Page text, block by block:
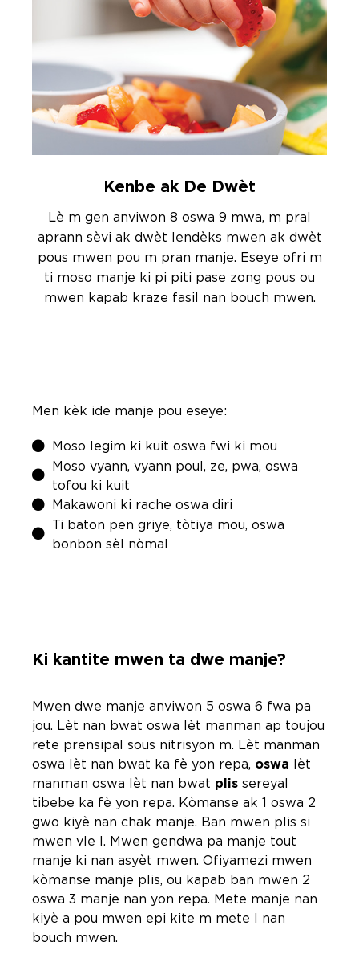
Kenbe ak De Dwèt
Lè m gen anviwon 8 oswa 9 mwa, m pral
aprann sèvi ak dwèt lendèks mwen ak dwèt
pous mwen pou m pran manje. Eseye ofri m
ti moso manje ki pi piti pase zong pous ou
mwen kapab kraze fasil nan bouch mwen.
Men kèk ide manje pou eseye:
Moso legim ki kuit oswa fwi ki mou
Moso vyann, vyann poul, ze, pwa, oswa
tofou ki kuit
Makawoni ki rache oswa diri
Ti baton pen griye, tòtiya mou, oswa
bonbon sèl nòmal
Ki kantite mwen ta dwe manje?
Mwen dwe manje anviwon 5 oswa 6 fwa pa
jou. Lèt nan bwat oswa lèt manman ap toujou
rete prensipal sous nitrisyon m. Lèt manman
oswa lèt nan bwat ka fè yon repa, oswa lèt
manman oswa lèt nan bwat plis sereyal
tibebe ka fè yon repa. Kòmanse ak 1 oswa 2
gwo kiyè nan chak manje. Ban mwen plis si
mwen vle l. Mwen gendwa pa manje tout
manje ki nan asyèt mwen. Ofiyamezi mwen
kòmanse manje plis, ou kapab ban mwen 2
oswa 3 manje nan yon repa. Mete manje nan
kiyè a pou mwen epi kite m mete l nan
bouch mwen.